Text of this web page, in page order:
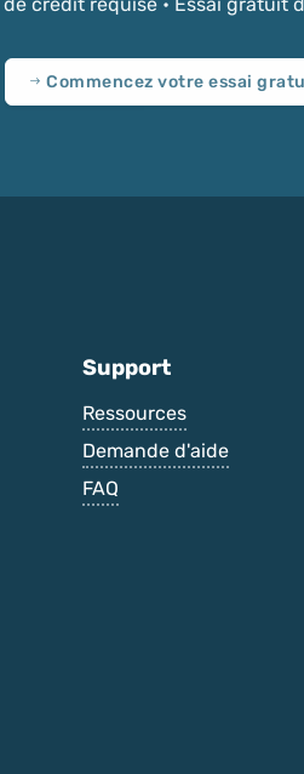
crédit requise • Essai gratuit
Commencez votre essai
Support
Ressources
Demande d'aide
FAQ